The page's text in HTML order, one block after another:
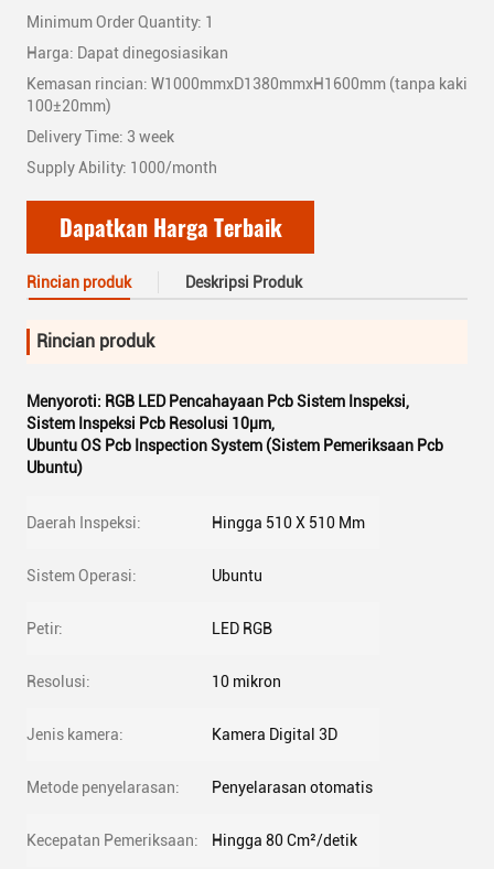
Minimum Order Quantity: 1
Harga: Dapat dinegosiasikan
Kemasan rincian: W1000mmxD1380mmxH1600mm (tanpa kaki
100±20mm)
Delivery Time: 3 week
Supply Ability: 1000/month
Dapatkan Harga Terbaik
Rincian produk Deskripsi Produk
Rincian produk
Menyoroti: RGB LED Pencahayaan Pcb Sistem Inspeksi,
Sistem Inspeksi Pcb Resolusi 10μm,
Ubuntu OS Pcb Inspection System (Sistem Pemeriksaan Pcb
Ubuntu)
Daerah Inspeksi: Hingga 510 X 510 Mm
Sistem Operasi: Ubuntu
Petir: LED RGB
Resolusi: 10 mikron
Jenis kamera: Kamera Digital 3D
Metode penyelarasan: Penyelarasan otomatis
Kecepatan Pemeriksaan: Hingga 80 Cm²/detik